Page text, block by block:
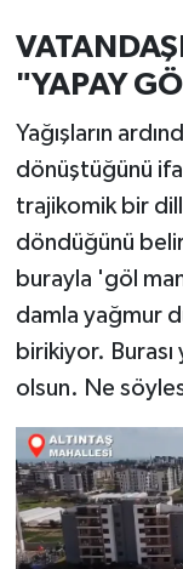
"YAPAY
Yağışların
dönüştüğünü
trajikomik bir
döndüğünü
burayla 'göl
damla yağmur
birikiyor.
olsun. Ne